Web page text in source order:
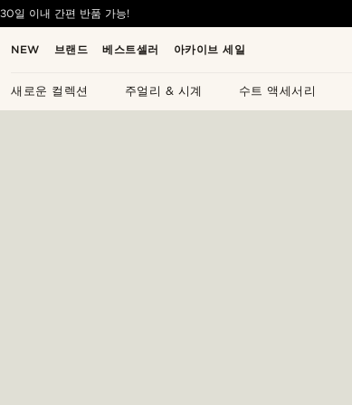
NEW 브랜드 베스트셀러 아카이브 세일
새로운 컬렉션 주얼리 & 시계 수트 액세서리
30일 이내 간편 반품 가능!